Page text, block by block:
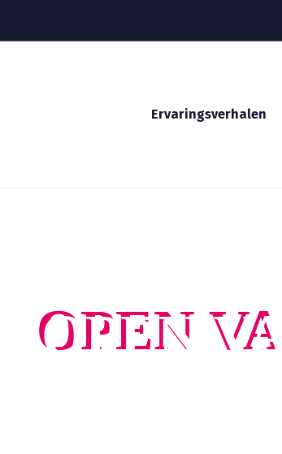
Ervaringsverhalen
OPEN